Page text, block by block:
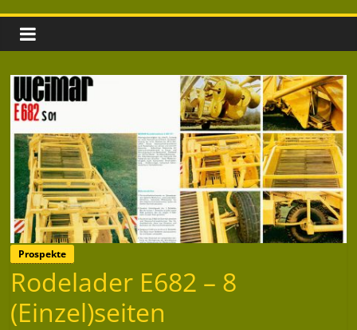
Prospekte
Rodelader E682 – 8
(Einzel)seiten